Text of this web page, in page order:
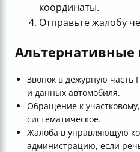
координаты.
Отправьте жалобу
Звонок в дежурную часть
и данных автомобиля.
Обращение к
систематическое.
Жалоба в управляющую
администрацию, если